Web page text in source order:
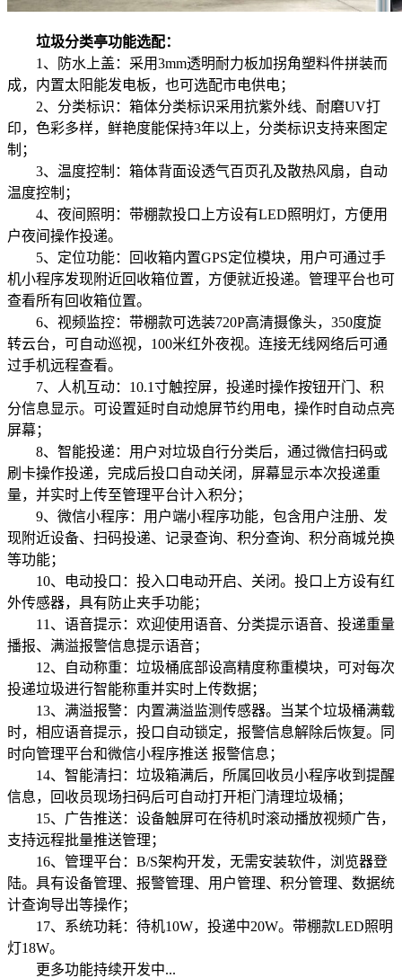
垃圾分类亭功能选配：
1、防水上盖：采用3mm透明耐力板加拐角塑料件拼装而
成，内置太阳能发电板，也可选配市电供电；
2、分类标识：箱体分类标识采用抗紫外线、耐磨UV打
印，色彩多样，鲜艳度能保持3年以上，分类标识支持来图定
制；
3、温度控制：箱体背面设透气百页孔及散热风扇，自动
温度控制；
4、夜间照明：带棚款投口上方设有LED照明灯，方便用
户夜间操作投递。
5、定位功能：回收箱内置GPS定位模块，用户可通过手
机小程序发现附近回收箱位置，方便就近投递。管理平台也可
查看所有回收箱位置。
6、视频监控：带棚款可选装720P高清摄像头，350度旋
转云台，可自动巡视，100米红外夜视。连接无线网络后可通
过手机远程查看。
7、人机互动：10.1寸触控屏，投递时操作按钮开门、积
分信息显示。可设置延时自动熄屏节约用电，操作时自动点亮
屏幕；
8、智能投递：用户对垃圾自行分类后，通过微信扫码或
刷卡操作投递，完成后投口自动关闭，屏幕显示本次投递重
量，并实时上传至管理平台计入积分；
9、微信小程序：用户端小程序功能，包含用户注册、发
现附近设备、扫码投递、记录查询、积分查询、积分商城兑换
等功能；
10、电动投口：投入口电动开启、关闭。投口上方设有红
外传感器，具有防止夹手功能；
11、语音提示：欢迎使用语音、分类提示语音、投递重量
播报、满溢报警信息提示语音；
12、自动称重：垃圾桶底部设高精度称重模块，可对每次
投递垃圾进行智能称重并实时上传数据；
13、满溢报警：内置满溢监测传感器。当某个垃圾桶满载
时，相应语音提示，投口自动锁定，报警信息解除后恢复。同
时向管理平台和微信小程序推送 报警信息；
14、智能清扫：垃圾箱满后，所属回收员小程序收到提醒
信息，回收员现场扫码后可自动打开柜门清理垃圾桶；
15、广告推送：设备触屏可在待机时滚动播放视频广告，
支持远程批量推送管理；
16、管理平台：B/S架构开发，无需安装软件，浏览器登
陆。具有设备管理、报警管理、用户管理、积分管理、数据统
计查询导出等操作；
17、系统功耗：待机10W，投递中20W。带棚款LED照明
灯18W。
更多功能持续开发中...